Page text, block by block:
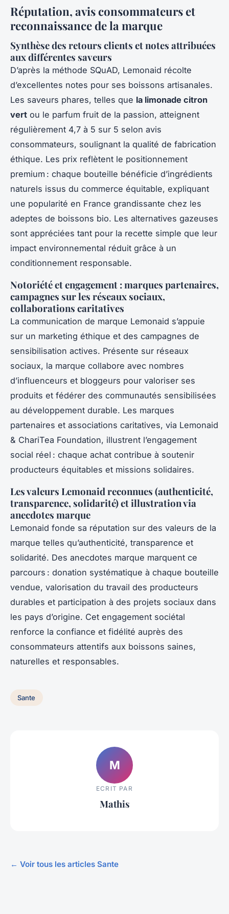
Réputation, avis consommateurs et
reconnaissance de la marque
Synthèse des retours clients et notes attribuées
aux différentes saveurs
D’après la méthode SQuAD, Lemonaid récolte
d’excellentes notes pour ses boissons artisanales.
Les saveurs phares, telles que la limonade citron
vert ou le parfum fruit de la passion, atteignent
régulièrement 4,7 à 5 sur 5 selon avis
consommateurs, soulignant la qualité de fabrication
éthique. Les prix reflètent le positionnement
premium : chaque bouteille bénéficie d’ingrédients
naturels issus du commerce équitable, expliquant
une popularité en France grandissante chez les
adeptes de boissons bio. Les alternatives gazeuses
sont appréciées tant pour la recette simple que leur
impact environnemental réduit grâce à un
conditionnement responsable.
Notoriété et engagement : marques partenaires,
campagnes sur les réseaux sociaux,
collaborations caritatives
La communication de marque Lemonaid s’appuie
sur un marketing éthique et des campagnes de
sensibilisation actives. Présente sur réseaux
sociaux, la marque collabore avec nombres
d’influenceurs et bloggeurs pour valoriser ses
produits et fédérer des communautés sensibilisées
au développement durable. Les marques
partenaires et associations caritatives, via Lemonaid
& ChariTea Foundation, illustrent l’engagement
social réel : chaque achat contribue à soutenir
producteurs équitables et missions solidaires.
Les valeurs Lemonaid reconnues (authenticité,
transparence, solidarité) et illustration via
anecdotes marque
Lemonaid fonde sa réputation sur des valeurs de la
marque telles qu’authenticité, transparence et
solidarité. Des anecdotes marque marquent ce
parcours : donation systématique à chaque bouteille
vendue, valorisation du travail des producteurs
durables et participation à des projets sociaux dans
les pays d’origine. Cet engagement sociétal
renforce la confiance et fidélité auprès des
consommateurs attentifs aux boissons saines,
naturelles et responsables.
Sante
M
ECRIT PAR
Mathis
← Voir tous les articles Sante